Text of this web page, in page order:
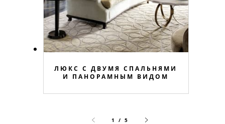
ЛЮКС С ДВУМЯ СПАЛЬНЯМИ
И ПАНОРАМНЫМ ВИДОМ
1 / 5